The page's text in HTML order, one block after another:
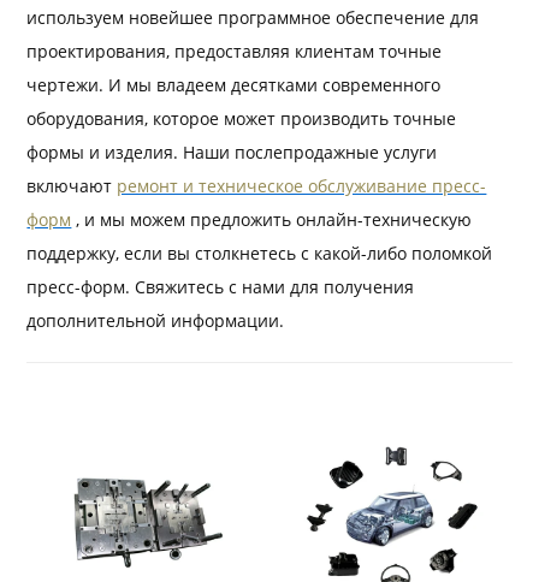
используем новейшее программное обеспечение для
проектирования, предоставляя клиентам точные
чертежи. И мы владеем десятками современного
оборудования, которое может производить точные
формы и изделия. Наши послепродажные услуги
включают ремонт и техническое обслуживание пресс-
форм , и мы можем предложить онлайн-техническую
поддержку, если вы столкнетесь с какой-либо поломкой
пресс-форм. Свяжитесь с нами для получения
дополнительной информации.